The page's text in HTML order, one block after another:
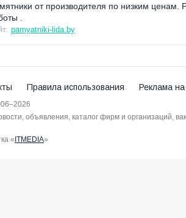
от производителя по низким
.
pamyatniki-lida.by
Правила использования Реклама
объявления, каталог фирм и организаций,
«ITMEDIA»